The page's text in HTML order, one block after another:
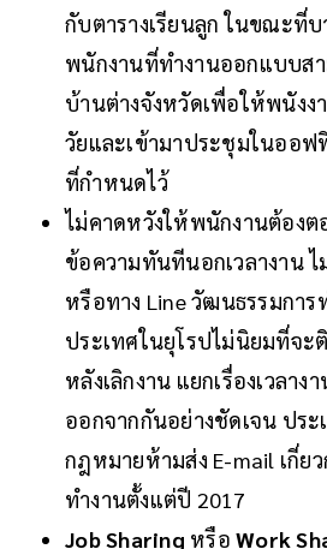
กับตารางเรียนลูก ในขณะที่
พนักงานที่ทำงานออกแบบสา
บ้านต่างจังหวัดเพื่อให้พนัง
วัยและเข้ามาประชุมในออฟ
ที่กำหนดไว้
ไม่คาดหวังให้พนักงานต้อง
ข้อความทันทีนอกเวลางาน ไ
หรือทาง Line วัฒนธรรมการ
ประเทศในยุโรปไม่นิยมที่จะ
หลังเลิกงาน แยกเรื่องเวลาง
ออกจากกันอย่างชัดเจน ประ
กฎหมายห้ามส่ง E-mail เกี่ย
ทำงานตั้งแต่ปี 2017
Job Sharing หรือ Work